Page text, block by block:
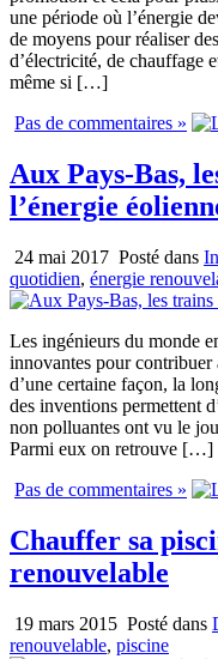
une période où l’énergie
de moyens pour réaliser
d’électricité, de chauffage
même si […]
Pas de commentaires »
Aux Pays-Bas,
l’énergie
24 mai 2017 Posté dans
quotidien, énergie
Les ingénieurs du monde
innovantes pour contribuer
d’une certaine façon, la
des inventions permettent
non polluantes ont vu le
Parmi eux on retrouve […]
Pas de commentaires »
Chauffer sa
renouvelable
19 mars 2015 Posté dans
renouvelable, piscine